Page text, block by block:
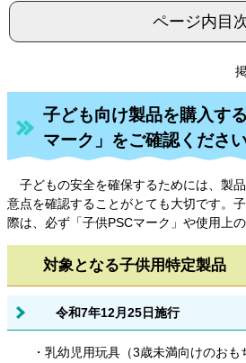
ページ内目
子ども向け製品を購入す
マーク」をご確認くださ
子どもの安全を確保するためには、製
意点を確認することがとても大切です。
際は、必ず「子供PSCマーク」や使用上
対象となる子供用特定製品
令和7年12月25日施行
・乳幼児用玩具（3歳未満向けのおも